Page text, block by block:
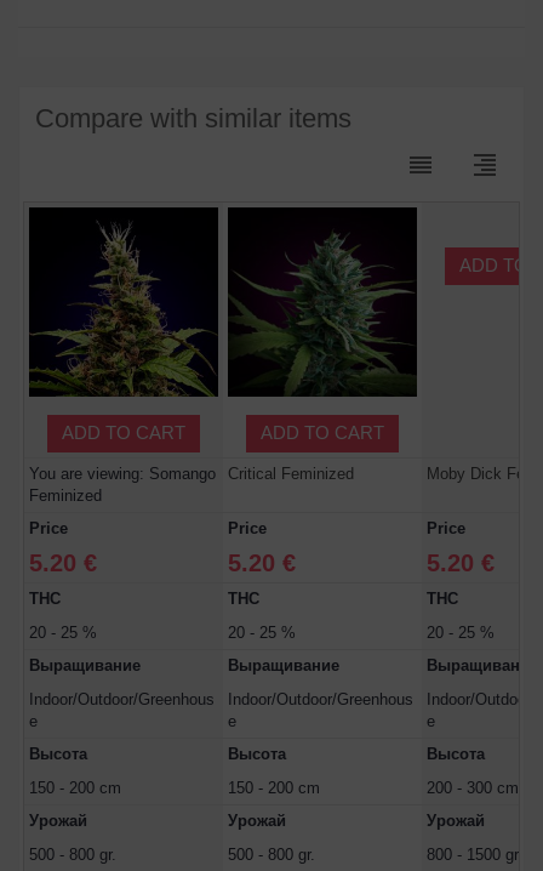
Compare with similar items
reorder format_align_right
ADD TO CART ADD TO CART
ADD TO
You are viewing: Somango
Feminized
Critical Feminized Moby Dick
Price
5.20 €
Price
5.20 €
Price
5.20 €
THC
20 - 25 %
THC
20 - 25 %
THC
20 - 25 %
Выращивание
Indoor/Outdoor/Greenhous
e
Выращивание
Indoor/Outdoor/Greenhous
e
Выращивание
Indoor/Outdoor/
e
Высота
150 - 200 cm
Высота
150 - 200 cm
Высота
200 - 300 cm
Урожай
500 - 800 gr.
Урожай
500 - 800 gr.
Урожай
800 - 1500 gr.